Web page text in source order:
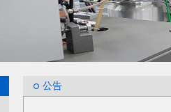
公告